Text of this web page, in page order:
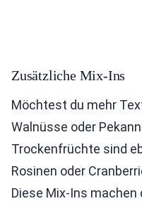
Zusätzliche Mix-Ins
Möchtest du mehr
Walnüsse oder
Trockenfrüchte sind
Rosinen oder
Diese Mix-Ins machen